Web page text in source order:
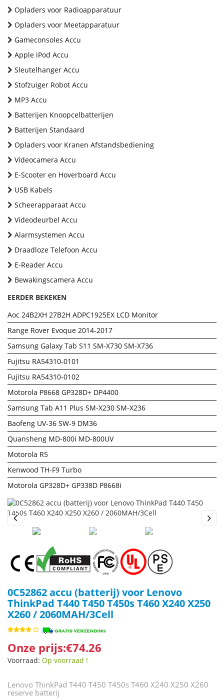
Opladers voor Radioapparatuur
Opladers voor Meetapparatuur
Gameconsoles Accu
Apple iPod Accu
Sleutelhanger Accu
Stofzuiger Robot Accu
MP3 Accu
Batterijen Knoopcelbatterijen
Batterijen Standaard
Opladers voor Kranen Afstandsbediening
Videocamera Accu
E-Scooter en Hoverboard Accu
USB Kabels
Scheerapparaat Accu
Videodeurbel Accu
Alarmsystemen Accu
Draadloze Telefoon Accu
E-Reader Accu
Bewakingscamera Accu
EERDER BEKEKEN
Aoc 24B2XH 27B2H ADPC1925EX LCD Monitor
Range Rover Evoque 2014-2017
Samsung Galaxy Tab S11 SM-X730 SM-X736
Fujitsu RA54310-0101
Fujitsu RA54310-0102
Motorola P8668 GP328D+ DP4400
Samsung Tab A11 Plus SM-X230 SM-X236
Baofeng UV-36 SW-9 DM36
Quansheng MD-800i MD-800UV
Motorola R5
Kenwood TH-F9 Turbo
Motorola GP328D+ GP338D P8668i
Previous
0C52862 accu (batterij) voor Lenovo
ThinkPad T440 T450 T450s T460 X240 X250
X260 / 2060MAH/3Cell
Onze prijs:€74.26
Voorraad: Op voorraad !
Lenovo ThinkPad T440 T450 T450s T460 X240 X250 X260
reserve batterij